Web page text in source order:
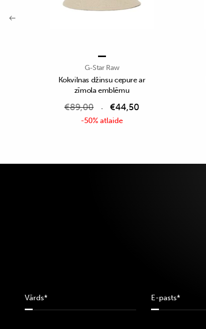
G-Star Raw
Kokvilnas džinsu cepure ar
zīmola emblēmu
€89,00 €44,50
-50% atlaide